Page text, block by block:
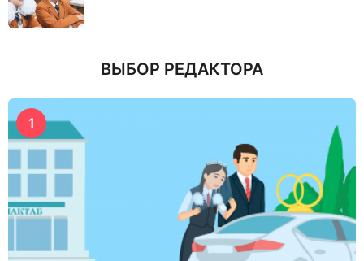
ВЫБОР РЕДАКТОРА
1